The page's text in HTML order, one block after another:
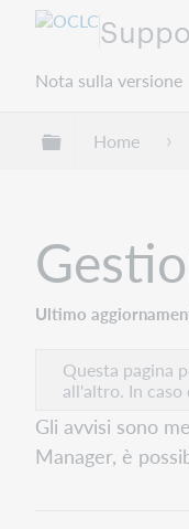
Nota sulla versione
Espandi/
Home
Ultimo
Questa pagina
all'altro. In
Gli avvisi sono
Manager, è